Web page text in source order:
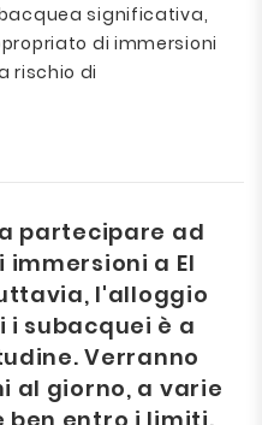
significativa,
di immersioni
rischio di
partecipare ad
a El
l'alloggio
i subacquei è a
Verranno
al giorno, a varie